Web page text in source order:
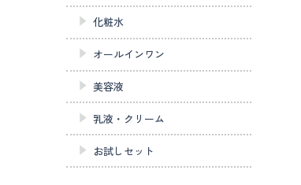
化粧水
オールインワン
美容液
乳液・クリーム
お試しセット